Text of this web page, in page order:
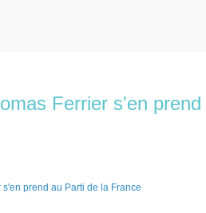
Ferrier s'en prend